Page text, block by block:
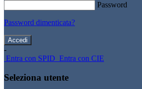
Password
Password dimenticata?
-
Entra con SPID Entra con CIE
Seleziona utente